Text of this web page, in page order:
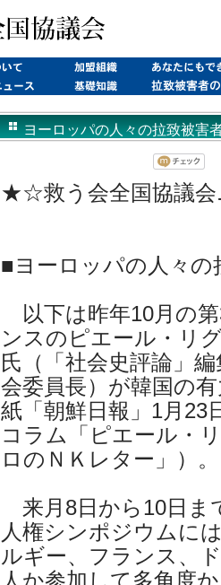
ヨーロッパの人々の拉致被害
★☆救う会全国協議
■ヨーロッパの人々の
以下は昨年10月の
ンスのピエール・リ
氏（「社会史評論」
会委員長）が韓国の
紙「朝鮮日報」1月23
コラム「ピエール・
ロのＮＫレター」）。
来月8日から10日ま
人権シンポジウムに
ルギー、フランス、
人か参加して多角度